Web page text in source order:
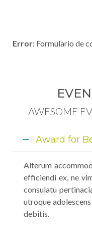
Error: Formulario de
AWESOME
Award for
Alterum
efficiendi ex, ne
consulatu
utroque
debitis.